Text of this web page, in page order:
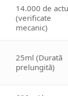
14.000 de
(verificate
mecanic)
25ml (Durată
prelungită)